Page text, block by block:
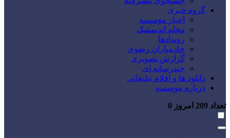
گروه خبری
اخبار موسسه
مجله اندیمشک
رویدادها
خادمیاران رضوی
گزارش تصویری
چندرسانه ای
دانلود ها و اقلام تبلیغاتی
درباره موسسه
تعداد امروز 0